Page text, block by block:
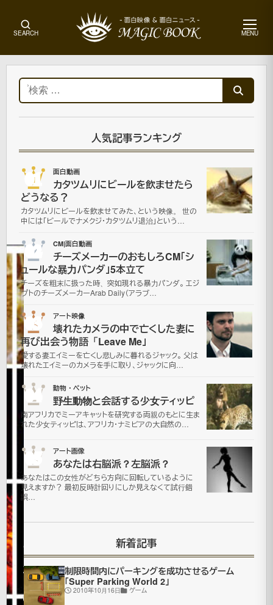
SEARCH MENU
メ
ュ
ー
ー
ジ
ャ
ッ
ク
オ
ー
ラ
ン
タ
ン
芸
術
2007
検
索:
人気記事ランキング
01 面白動画
カタツムリにビールを飲ませたら
どうなる？
カタツムリにビールを飲ませてみた、という映像。 世の
中には「ビールでナメクジ・カタツムリ退治」という…
02 CM|面白動画
チーズメーカーのおもしろCM「シ
ュールな暴力パンダ」5本立て
チーズを粗末に扱った時、突如現れる暴力パンダ。 エジ
プトのチーズメーカーArab Daily（アラブ…
03 アート映像
壊れたカメラの中で亡くした妻に
再び出会う物語「Leave Me」
愛する妻エイミーを亡くし悲しみに暮れるジャック。 父は
壊れたエイミーのカメラを手に取り、ジャックに向…
04 動物・ペット
野生動物と会話する少女ティッピ
南アフリカでミーアキャットを研究する両親のもとに生ま
れた少女ティッピは、アフリカ・ナミビアの大自然の…
05 アート画像
あなたは右脳派？左脳派？
あなたはこの女性がどちら方向に回転しているように
見えますか？ 最初反時計回りにしか見えなくて試行錯
誤…
新着記事
制限時間内にパーキングを成功させるゲーム
「Super Parking World 2」
2010年10月16日 ゲーム